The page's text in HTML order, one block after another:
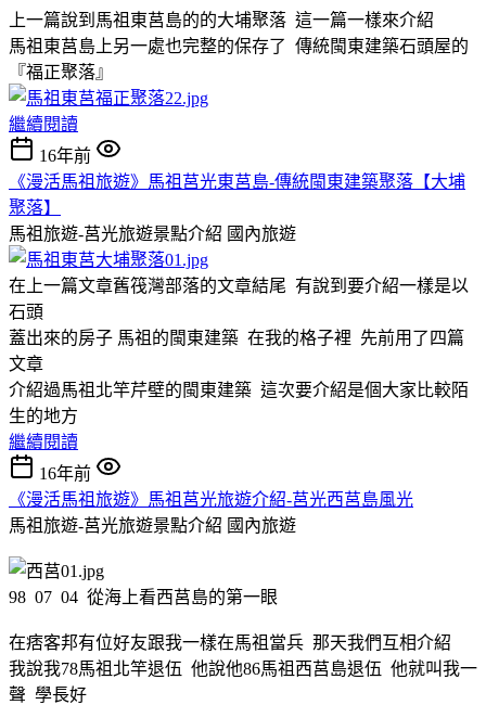
上一篇說到馬祖東莒島的的大埔聚落 這一篇一樣來介紹
馬祖東莒島上另一處也完整的保存了 傳統閩東建築石頭屋的
『福正聚落』
繼續閱讀
16年前
《漫活馬祖旅遊》馬祖莒光東莒島-傳統閩東建築聚落【大埔
聚落】
馬祖旅遊-莒光旅遊景點介紹 國內旅遊
在上一篇文章舊筏灣部落的文章結尾 有說到要介紹一樣是以
石頭
蓋出來的房子 馬祖的閩東建築 在我的格子裡 先前用了四篇
文章
介紹過馬祖北竿芹壁的閩東建築 這次要介紹是個大家比較陌
生的地方
繼續閱讀
16年前
《漫活馬祖旅遊》馬祖莒光旅遊介紹-莒光西莒島風光
馬祖旅遊-莒光旅遊景點介紹 國內旅遊
98 07 04 從海上看西莒島的第一眼
在痞客邦有位好友跟我一樣在馬祖當兵 那天我們互相介紹
我說我78馬祖北竿退伍 他說他86馬祖西莒島退伍 他就叫我一
聲 學長好